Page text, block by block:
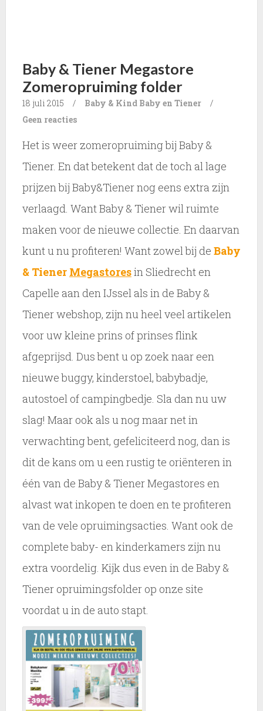
Baby & Tiener Megastore
Zomeropruiming folder
18 juli 2015 / Baby & Kind Baby en Tiener
/
Geen reacties
Het is weer zomeropruiming bij Baby &
Tiener. En dat betekent dat de toch al lage
prijzen bij Baby&Tiener nog eens extra zijn
verlaagd. Want Baby & Tiener wil ruimte
maken voor de nieuwe collectie. En daarvan
kunt u nu profiteren! Want zowel bij de Baby
& Tiener Megastoresin Sliedrecht en
Capelle aan den IJssel als in de Baby &
Tiener webshop, zijn nu heel veel artikelen
voor uw kleine prins of prinses flink
afgeprijsd. Dus bent u op zoek naar een
nieuwe buggy, kinderstoel, babybadje,
autostoel of campingbedje. Sla dan nu uw
slag! Maar ook als u nog maar net in
verwachting bent, gefeliciteerd nog, dan is
dit de kans om u een rustig te oriënteren in
één van de Baby & Tiener Megastores en
alvast wat inkopen te doen en te profiteren
van de vele opruimingsacties. Want ook de
complete baby- en kinderkamers zijn nu
extra voordelig. Kijk dus even in de Baby &
Tiener opruimingsfolder op onze site
voordat u in de auto stapt.